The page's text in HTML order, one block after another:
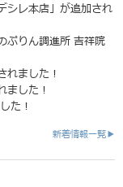
シレ本店」が追加され
ぷりん調進所 吉祥院
ました！
ました！
た！
新着情報一覧▶